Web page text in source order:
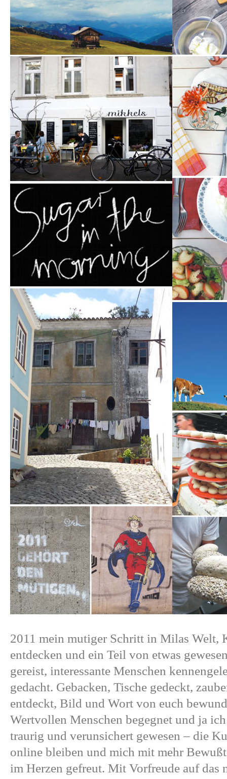
2011 mein mutiger Schritt in Milas Welt,
entdecken und ein Teil von etwas
gereist, interessante Menschen
gedacht. Gebacken, Tische gedeckt,
entdeckt, Bild und Wort von euch
Wertvollen Menschen begegnet und ja
traurig und verunsichert gewesen – die
online bleiben und mich mit mehr
im Herzen gefreut. Mit Vorfreude auf das